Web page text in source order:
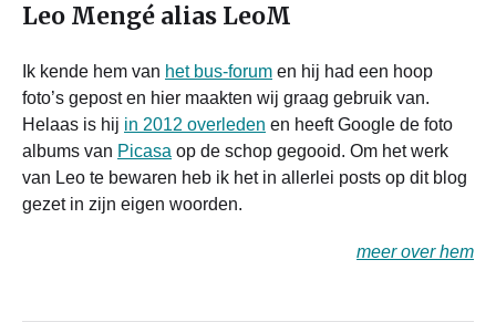
Leo Mengé alias LeoM
Ik kende hem van het bus-forum en hij had een hoop
foto’s gepost en hier maakten wij graag gebruik van.
Helaas is hij in 2012 overleden en heeft Google de foto
albums van Picasa op de schop gegooid. Om het werk
van Leo te bewaren heb ik het in allerlei posts op dit blog
gezet in zijn eigen woorden.
meer over hem